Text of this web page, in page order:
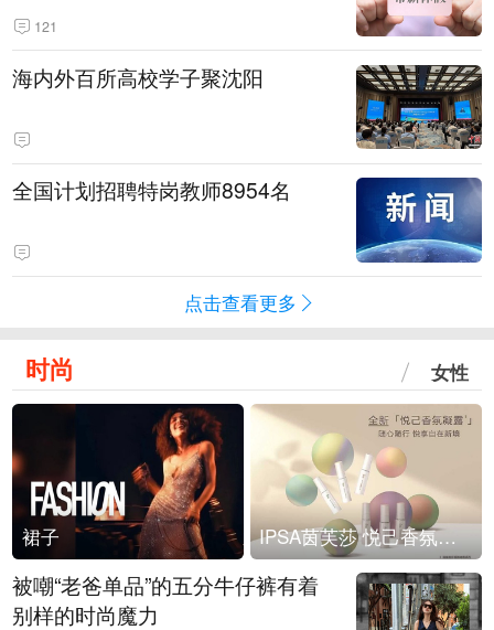
121
海内外百所高校学子聚沈阳
全国计划招聘特岗教师8954名
点击查看更多
时尚 女性
裙子 IPSA茵芙莎 悦己香氛凝露上市
被嘲“老爸单品”的五分牛仔裤有着
别样的时尚魔力